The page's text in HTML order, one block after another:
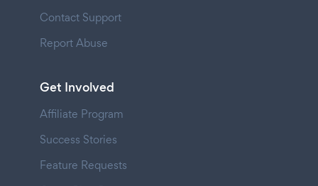
Contact Support
Report Abuse
Get Involved
Affiliate Program
Success Stories
Feature Requests